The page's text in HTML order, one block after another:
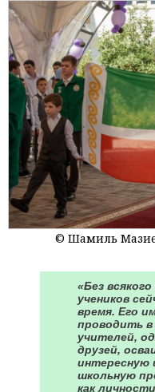
© Шамиль
«Без
учеников
время. Его
проводить
учителей,
друзей,
интересную
школьную
как